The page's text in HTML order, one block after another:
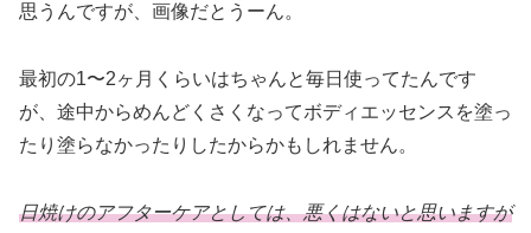
思うんですが、画像だとうーん。
最初の1〜2ヶ月くらいはちゃんと毎日使ってたんです
が、途中からめんどくさくなってボディエッセンスを塗っ
たり塗らなかったりしたからかもしれません。
日焼けのアフターケアとしては、悪くはないと思いますが